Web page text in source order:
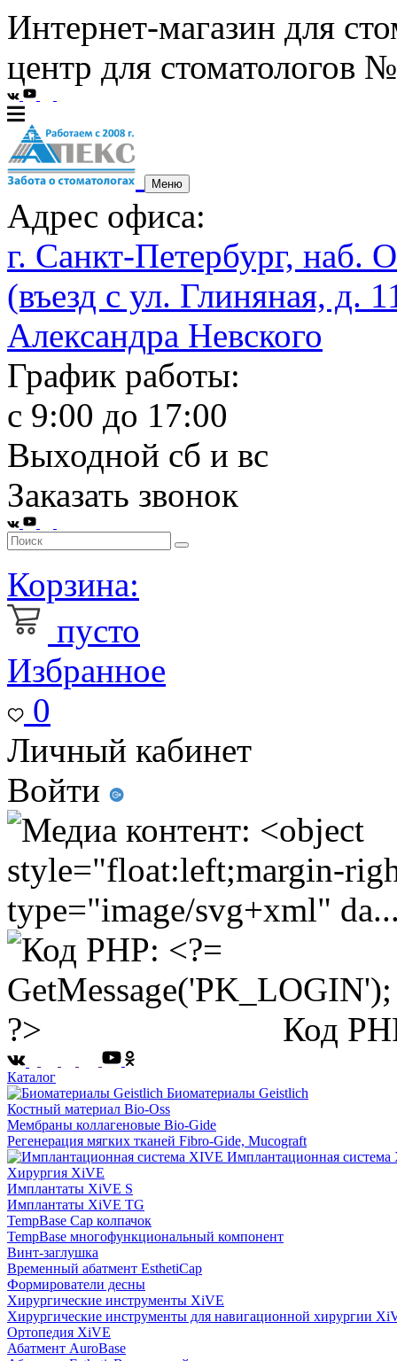
Интернет-магазин для
центр для стоматологов
Меню
Адрес офиса:
г. Санкт-Петербург, наб.
(въезд с ул. Глиняная, д.
Александра Невского
График работы:
с 9:00 до 17:00
Выходной сб и вс
Заказать звонок
Корзина:
пусто
Избранное
0
Личный кабинет
Войти
Код
Каталог
Биоматериалы Geistlich
Костный материал Bio-Oss
Мембраны коллагеновые Bio-Gide
Регенерация мягких тканей Fibro-Gide, Mucograft
Имплантационная
Хирургия XiVE
Имплантаты XiVE S
Имплантаты XiVE TG
TempBase Cap колпачок
TempBase многофункциональный компонент
Винт-заглушка
Временный абатмент EsthetiCap
Формирователи десны
Хирургические инструменты XiVE
Хирургические инструменты для навигационной хирургии
Ортопедия XiVE
Абатмент AuroBase